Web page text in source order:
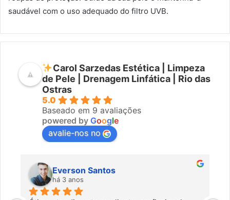
saudável com o uso adequado do filtro UVB.
Carol Sarzedas Estética | Limpeza
de Pele | Drenagem Linfática | Rio das
Ostras
5.0
Baseado em 9 avaliações
powered by Google
avalie-nos no
Everson Santos
há 3 anos